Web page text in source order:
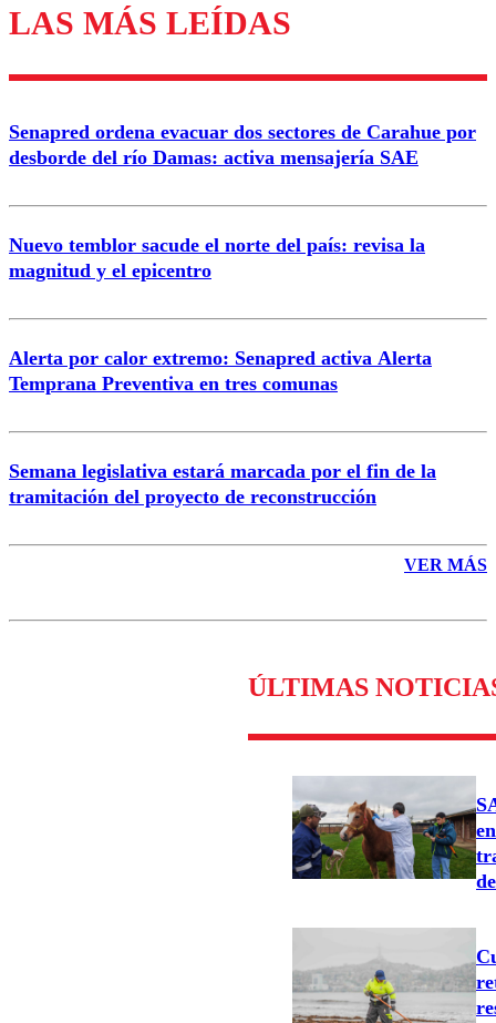
Los comentarios son moderados para garantizar un
diálogo respetuoso.
Nombre
Correo
LAS MÁS LEÍDAS
Senapred ordena evacuar dos sectores de Carahue por
desborde del río Damas: activa mensajería SAE
Nuevo temblor sacude el norte del país: revisa la
magnitud y el epicentro
Alerta por calor extremo: Senapred activa Alerta
Temprana Preventiva en tres comunas
Semana legislativa estará marcada por el fin de la
tramitación del proyecto de reconstrucción
VER MÁS
ÚLTIMAS